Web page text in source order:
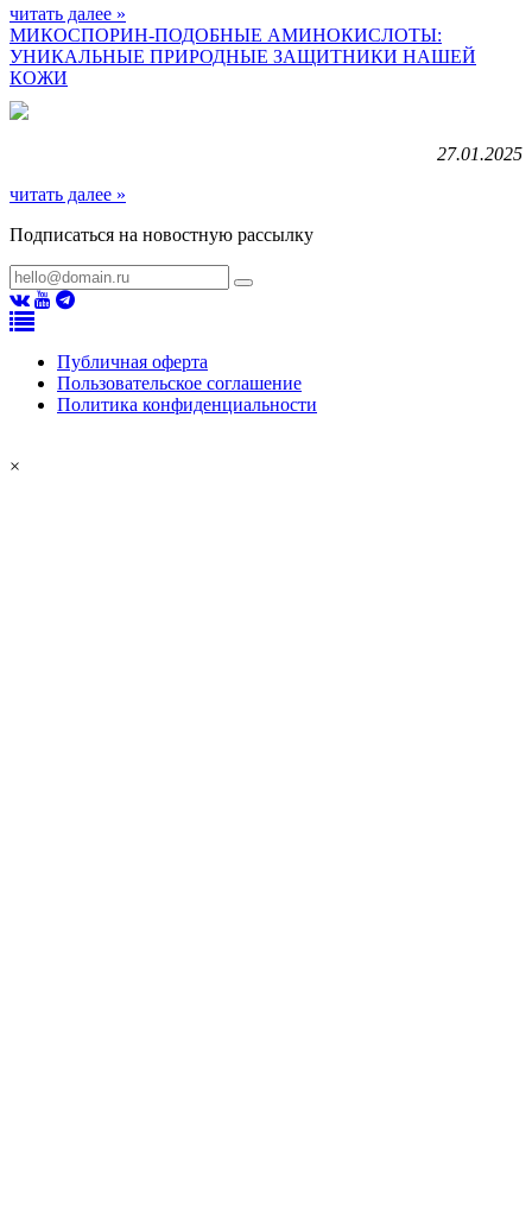
читать далее »
МИКОСПОРИН-ПОДОБНЫЕ АМИНОКИСЛОТЫ:
УНИКАЛЬНЫЕ ПРИРОДНЫЕ ЗАЩИТНИКИ НАШЕЙ
КОЖИ
27.01.2025
читать далее »
Подписаться на новостную рассылку
Публичная оферта
Пользовательское соглашение
Политика конфиденциальности
×